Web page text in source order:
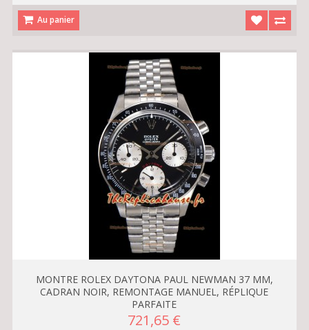
Au panier
MONTRE ROLEX DAYTONA PAUL NEWMAN 37 MM,
CADRAN NOIR, REMONTAGE MANUEL, RÉPLIQUE
PARFAITE
721,65 €